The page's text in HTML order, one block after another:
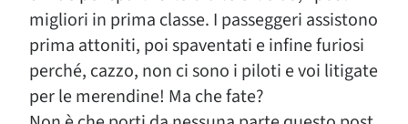
migliori in prima classe. I passeggeri assistono
prima attoniti, poi spaventati e infine furiosi
perché, cazzo, non ci sono i piloti e voi litigate
per le merendine! Ma che fate?